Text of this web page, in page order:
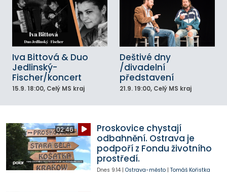
Iva Bittová & Duo
Jedlinský-
Fischer/koncert
15.9. 18:00, Celý MS kraj
Deštivé dny
/divadelní
představení
21.9. 19:00, Celý MS kraj
02:46
Proskovice chystají
odbahnění. Ostrava je
podpoří z Fondu životního
prostředí.
Dnes 9:14| Ostrava-město| Tomáš Kořistka